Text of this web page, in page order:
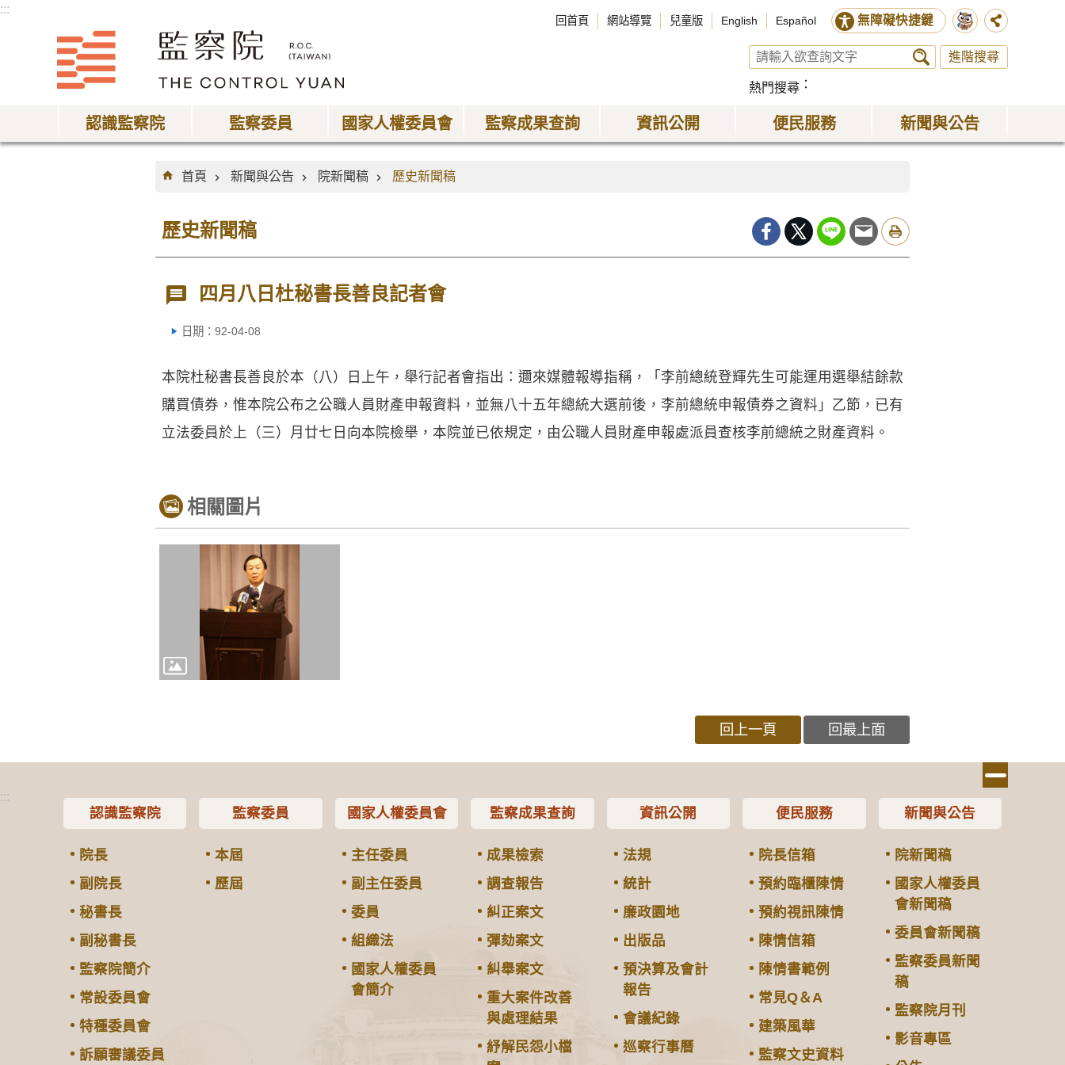
:::
回首頁 網站導覽 兒童版 English Español 無障礙快捷鍵
進階搜尋
熱門搜尋
認識監察院 監察委員 國家人權委員會 監察成果查詢 資訊公開 便民服務 新聞與公告
:::
首頁
新聞與公告 院新聞稿 歷史新聞稿
歷史新聞稿
四月八日杜秘書長善良記者會
日期：92-04-08
本院杜秘書長善良於本（八）日上午，舉行記者會指出：邇來媒體報導指稱，「李前總統登輝先生可能運用選舉結餘款
購買債券，惟本院公布之公職人員財產申報資料，並無八十五年總統大選前後，李前總統申報債券之資料」乙節，已有
立法委員於上（三）月廿七日向本院檢舉，本院並已依規定，由公職人員財產申報處派員查核李前總統之財產資料。
相關圖片
回上一頁 回最上面
:::
認識監察院
院長
副院長
秘書長
副秘書長
監察院簡介
常設委員會
特種委員會
訴願審議委員
監察委員
本屆
歷屆
國家人權委員會
主任委員
副主任委員
委員
組織法
國家人權委員
會簡介
監察成果查詢
成果檢索
調查報告
糾正案文
彈劾案文
糾舉案文
重大案件改善
與處理結果
紓解民怨小檔
資訊公開
法規
統計
廉政園地
出版品
預決算及會計
報告
會議紀錄
巡察行事曆
便民服務
院長信箱
預約臨櫃陳情
預約視訊陳情
陳情信箱
陳情書範例
常見Q＆A
建築風華
監察文史資料
新聞與公告
院新聞稿
國家人權委員
會新聞稿
委員會新聞稿
監察委員新聞
稿
監察院月刊
影音專區